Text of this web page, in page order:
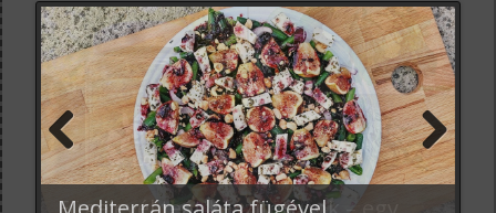
így a fügét is. De jelen posztomnak most nem ez a fő
témája, hanem az, hogy... Mit keres a füge a lakásban
télen? Amikor ugyanis arról írok/beszélek, hogy a
lakásban telelt fügét mikor és hogyan kell kivinni a
szabadba, folyton előkerül a kérdés, hogy de a mi fenének
van a füge télen a lakásba, mikor az nem is oda való, és
amúgyis mindent is kibír kint is, és itt is -...
Ígycsiklandó fügés bejglik
Isteni finom diós-mézes fügegolyó
Previ
ous
Next